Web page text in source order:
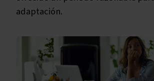
adaptación.